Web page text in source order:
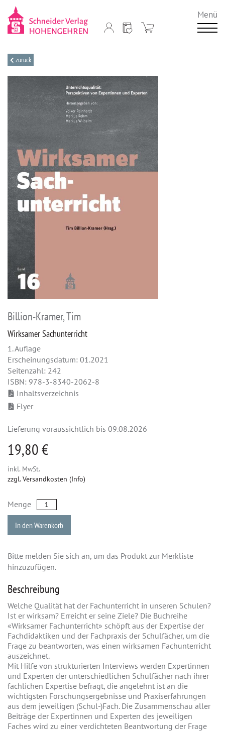
Menü
zurück
Billion-Kramer, Tim
Wirksamer Sachunterricht
1. Auflage
Erscheinungsdatum: 01.2021
Seitenzahl: 242
ISBN: 978-3-8340-2062-8
Inhaltsverzeichnis
Flyer
Lieferung voraussichtlich bis 09.08.2026
19,80 €
inkl. MwSt.
zzgl. Versandkosten (Info)
Menge
In den Warenkorb
Bitte melden Sie sich an, um das Produkt zur Merkliste
hinzuzufügen.
Beschreibung
Welche Qualität hat der Fachunterricht in unseren Schulen?
Ist er wirksam? Erreicht er seine Ziele? Die Buchreihe
«Wirksamer Fachunterricht» schöpft aus der Expertise der
Fachdidaktiken und der Fachpraxis der Schulfächer, um die
Frage zu beantworten, was einen wirksamen Fachunterricht
auszeichnet.
Mit Hilfe von strukturierten Interviews werden Expertinnen
und Experten der unterschiedlichen Schulfächer nach ihrer
fachlichen Expertise befragt, die angelehnt ist an die
wichtigsten Forschungsergebnisse und Praxiserfahrungen
aus dem jeweiligen (Schul-)Fach. Die Zusammenschau aller
Beiträge der Expertinnen und Experten des jeweiligen
Faches wird zu einer verdichteten Beantwortung der Frage